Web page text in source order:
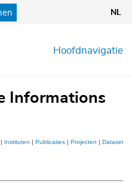
NL
Hoofdnavigatie
Informations
| Instituten | Publicaties | Projecten | Datasets